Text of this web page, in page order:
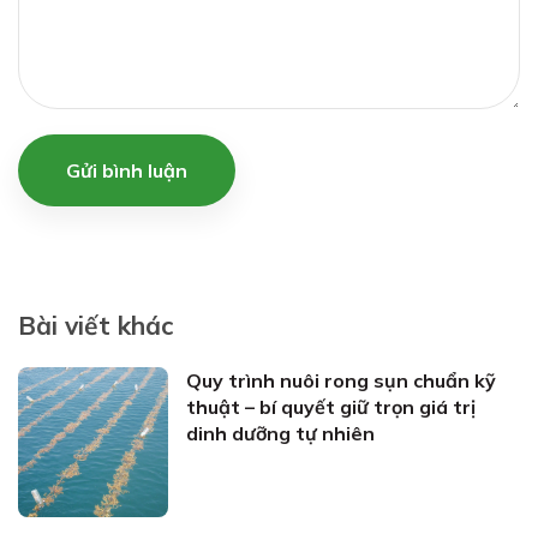
Gửi bình luận
Bài viết khác
Quy trình nuôi rong sụn chuẩn kỹ
thuật – bí quyết giữ trọn giá trị
dinh dưỡng tự nhiên